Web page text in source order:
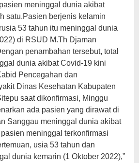
meninggal dunia akibat
satu.Pasien berjenis kelamin
53 tahun itu meninggal dunia
di RSUD M.Th Djaman
penambahan tersebut, total
dunia akibat Covid-19 kini
Pencegahan dan
Dinas Kesehatan Kabupaten
saat dikonfirmasi, Minggu
ada pasien yang dirawat di
Sanggau meninggal dunia akibat
meninggal terkonfirmasi
usia 53 tahun dan
dunia kemarin (1 Oktober 2022),”